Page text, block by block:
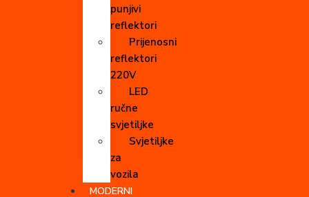
punjivi
reflektori
Prijenosni
reflektori
220V
LED
ručne
svjetiljke
Svjetiljke
za
vozila
MODERNI